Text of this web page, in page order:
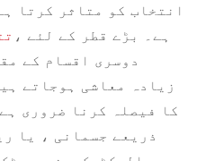
انتخاب کو متاثر کرتا
ہے۔ بڑے قطر کے لئے ،
دوسری اقسام کے
زیادہ معاشی ہوجاتے
کا فیصلہ کرنا ضروری
ذریعے جسمانی ، یا